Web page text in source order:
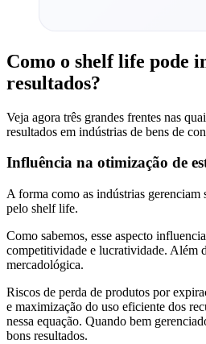
Como o shelf life pode
resultados?
Veja agora três grandes frentes nas
resultados em indústrias de bens de
Influência na otimização de
A forma como as indústrias gerenciam
pelo shelf life.
Como sabemos, esse aspecto
competitividade e lucratividade. Além
mercadológica.
Riscos de perda de produtos por
e maximização do uso eficiente dos
nessa equação. Quando bem
bons resultados.